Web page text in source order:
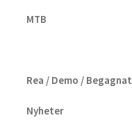
MTB
Rea / Demo / Begagnat
Nyheter